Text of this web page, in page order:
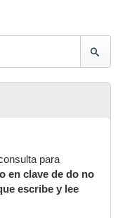
para
en clave de do no
escribe y lee